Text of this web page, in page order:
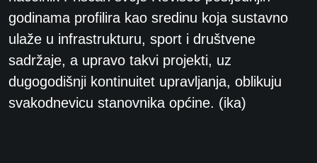
godinama profilira kao sredinu koja sustavno
ulaže u infrastrukturu, sport i društvene
sadržaje, a upravo takvi projekti, uz
dugogodišnji kontinuitet upravljanja, oblikuju
svakodnevicu stanovnika općine. (ika)